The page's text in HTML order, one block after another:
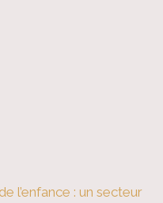
l’enfance : un secteur